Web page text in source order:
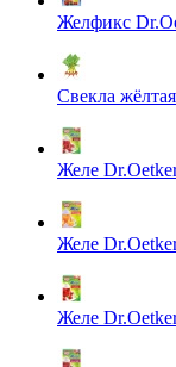
Желфикс
Свекла жёлтая
Желе
Желе
Желе